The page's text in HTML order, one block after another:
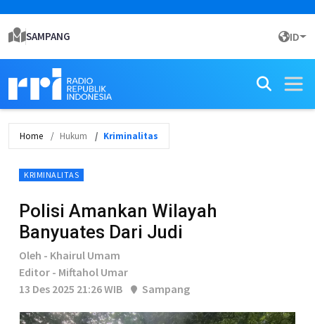
SAMPANG ID
Home Hukum Kriminalitas
KRIMINALITAS
Polisi Amankan Wilayah
Banyuates Dari Judi
Oleh - Khairul Umam
Editor - Miftahol Umar
13 Des 2025 21:26 WIB
Sampang